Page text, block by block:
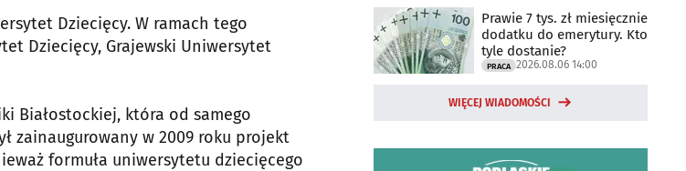
Dziecięcy. W ramach tego
Dziecięcy, Grajewski Uniwersytet
Białostockiej, która od samego
zainaugurowany w 2009 roku projekt
formuła uniwersytetu dziecięcego
Prawie 7 tys. zł miesięcznie
dodatku do emerytury. Kto
tyle dostanie?
PRACA 2026.08.06 14:00
WIĘCEJ WIADOMOŚCI